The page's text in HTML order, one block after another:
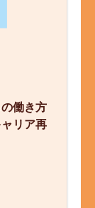
働き方
リア再